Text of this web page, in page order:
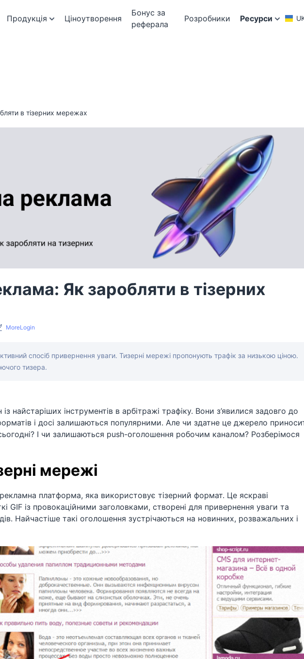
Продукція Ціноутворення
Бонус за
реферала
Розробники Ресурси
в тізерних мережах
Як заробляти в тізерних
MoreLogin
спосіб привернення уваги. Тизерні мережі пропонують трафік за низькою ціною.
тизера.
найстаріших інструментів в арбітражі трафіку. Вони з’явилися задовго до
і досі залишаються популярними. Але чи здатне це джерело
І чи залишаються push-оголошення робочим каналом? Розберімося
мережі
платформа, яка використовує тізерний формат. Це яскраві
GIF із провокаційними заголовками, створені для привернення уваги та
Найчастіше такі оголошення зустрічаються на новинних, розважальних і